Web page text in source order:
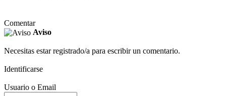
Comentar
Aviso
Necesitas estar registrado/a para escribir un comentario.
Identificarse
Usuario o Email